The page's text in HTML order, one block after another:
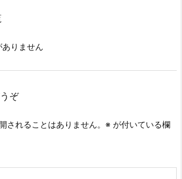
ありません
ぞ
されることはありません。 ※ が付いている欄